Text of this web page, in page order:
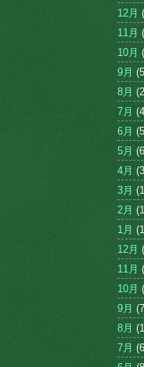
12月
11月
10月
9月
8月
7月
6月
5月
4月
3月
2月
1月
12月
11月
10月
9月
8月
7月